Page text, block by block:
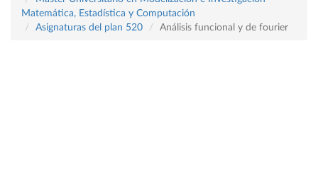
Matemática, Estadística y Computación
Asignaturas del plan 520
Análisis funcional y de fourier